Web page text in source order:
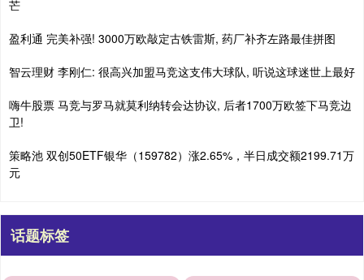
芒
盈利通 完美补强! 3000万欧敲定古铁雷斯, 药厂补齐左路最佳拼图
智云理财 李刚仁: 很高兴加盟马竞这支伟大球队, 听说这球迷世上最好
嗨牛股票 马竞与罗马就莫利纳转会达协议, 后者1700万欧签下马竞边
卫!
策略池 双创50ETF银华（159782）涨2.65%，半日成交额2199.71万
元
话题标签